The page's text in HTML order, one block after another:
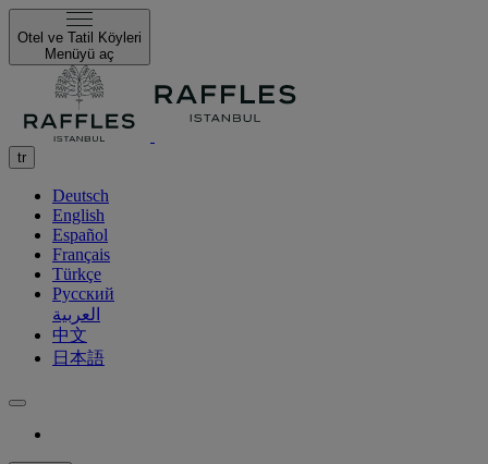
Otel ve Tatil Köyleri
Menüyü aç
tr
Deutsch
English
Español
Français
Türkçe
Русский
العربية
中文
日本語